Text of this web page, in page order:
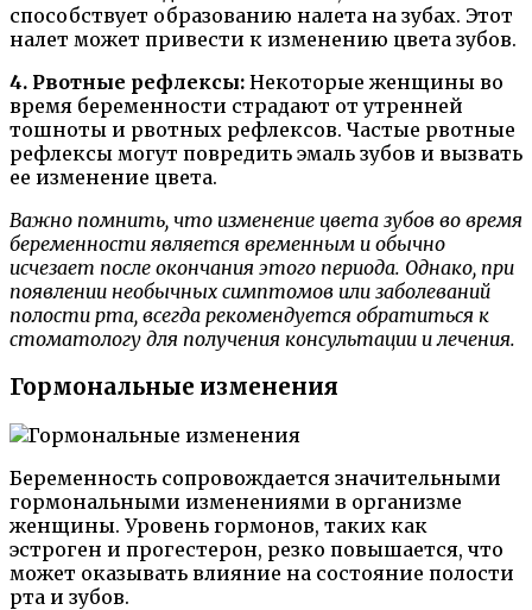
способствует образованию налета на зубах. Этот
налет может привести к изменению цвета зубов.
4. Рвотные рефлексы: Некоторые женщины во
время беременности страдают от утренней
тошноты и рвотных рефлексов. Частые рвотные
рефлексы могут повредить эмаль зубов и вызвать
ее изменение цвета.
Важно помнить, что изменение цвета зубов во время
беременности является временным и обычно
исчезает после окончания этого периода. Однако, при
появлении необычных симптомов или заболеваний
полости рта, всегда рекомендуется обратиться к
стоматологу для получения консультации и лечения.
Гормональные изменения
Беременность сопровождается значительными
гормональными изменениями в организме
женщины. Уровень гормонов, таких как
эстроген и прогестерон, резко повышается, что
может оказывать влияние на состояние полости
рта и зубов.